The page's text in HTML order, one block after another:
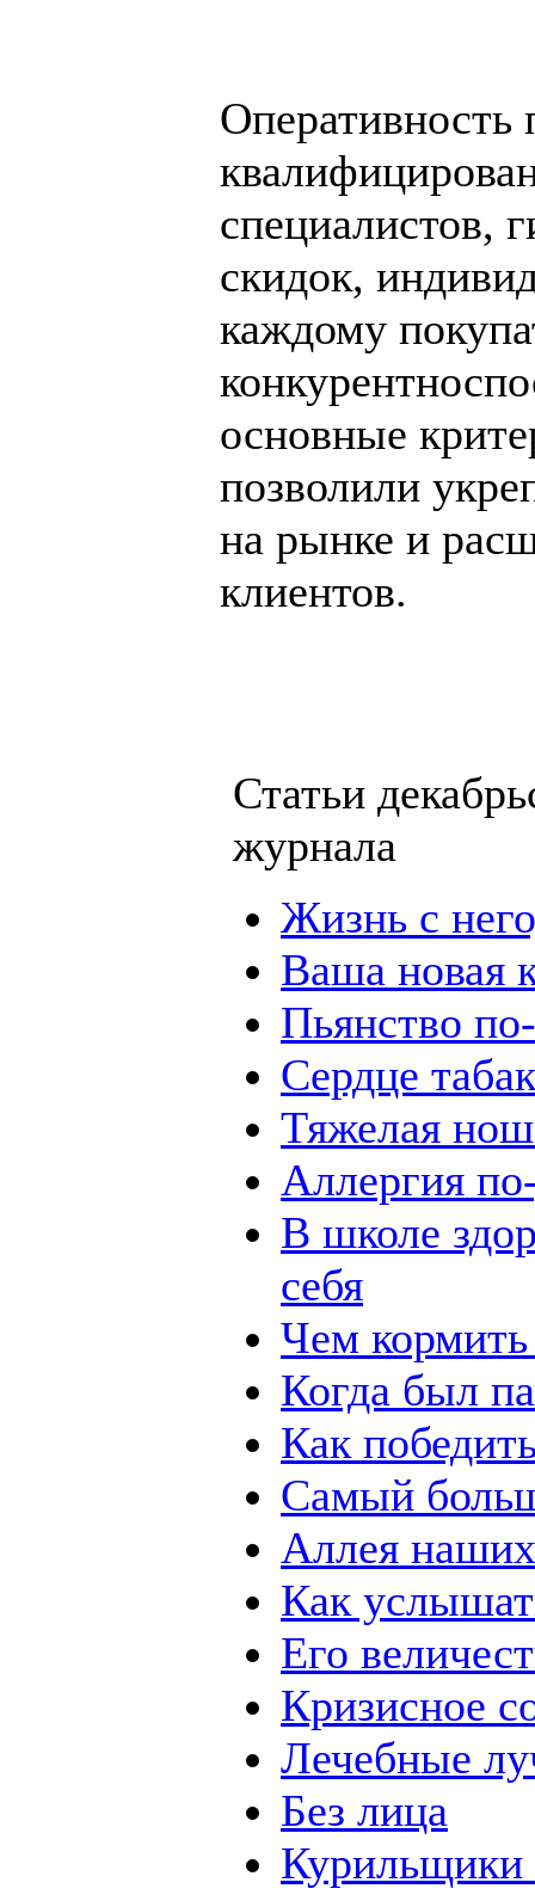
Оперативность
специалистов,
скидок,
каждому
основные
позволили
на рынке и
клиентов.
Статьи
журнала
Жизнь с
Ваша новая
Пьянство
Сердце
Тяжелая
Аллергия
В школе
себя
Чем
Когда был
Как
Самый
Аллея
Как
Его
Кризисное
Лечебные
Без лица
Курильщики